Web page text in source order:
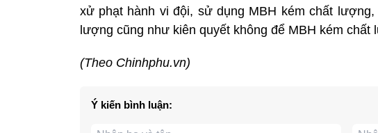
xử phạt hành vi đội, sử dụng MBH kém chất
lượng cũng như kiên quyết không để MBH kém
(Theo Chinhphu.vn)
Ý kiến bình luận: